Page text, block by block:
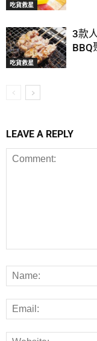
吃貨救星
吃貨救星
3款
BBQ
LEAVE A REPLY